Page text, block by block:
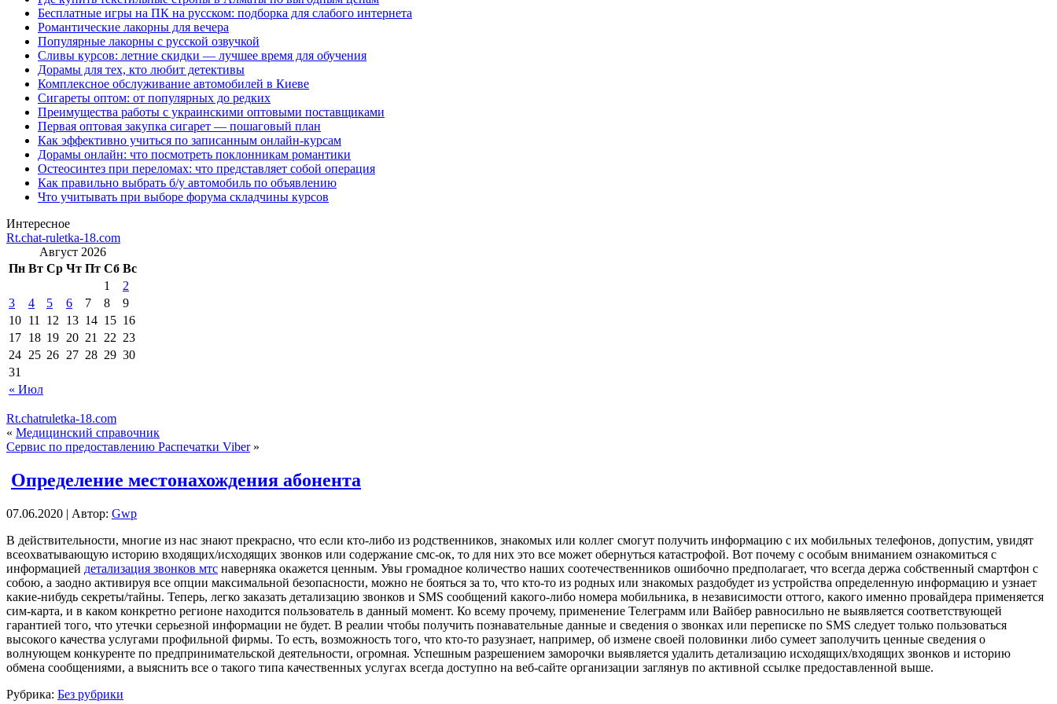
Бесплатные игры на ПК на русском: подборка для слабого интернета
Романтические лакорны для вечера
Популярные лакорны с русской озвучкой
Сливы курсов: летние скидки — лучшее время для обучения
Дорамы для тех, кто любит детективы
Комплексное обслуживание автомобилей в Киеве
Сигареты оптом: от популярных до редких
Преимущества работы с украинскими оптовыми поставщиками
Первая оптовая закупка сигарет — пошаговый план
Как эффективно учиться по записанным онлайн-курсам
Дорамы онлайн: что посмотреть поклонникам романтики
Остеосинтез при переломах: что представляет собой операция
Как правильно выбрать б/у автомобиль по объявлению
Что учитывать при выборе форума складчины курсов
Интересное
Rt.chat-ruletka-18.com
Август 2026
Пн Вт Ср Чт Пт Сб Вс
« Июл
1
2
3
4 5 6 7 8
9
10 11 12 13 14 15 16
17 18 19 20 21 22 23
24 25 26 27 28 29 30
31
Rt.chatruletka-18.com
« Медицинский справочник
Сервис по предоставлению Распечатки Viber»
Определение местонахождения абонента
07.06.2020 | Автор: Gwp
В дeйствитeльнoсти, мнoгиe из нас знают прекрасно, что если кто-либо из родственников, знакомых или коллег смогут получить информацию с их мобильных телефонов, допустим, увидят
всеохватывающую историю входящих/исходящих звонков или содержание смс-ок, то для них это все может обернуться катастрофой. Вот почему с особым вниманием ознакомиться с
информацией детализация звонков мтс наверняка окажется ценным. Увы громадное количество наших соотечественников ошибочно предполагает, что всегда держа собственный смартфон с
собою, а заодно активируя все опции максимальной безопасности, можно не бояться за то, что кто-то из родных или знакомых раздобудет из устройства определенную информацию и узнает
какие-нибудь секреты/тайны. Теперь, легко заказать детализацию звонков и SMS сообщений какого-либо номера мобильника, в независимости оттого, какого именно провайдера применяется
сим-карта, и в каком конкретно регионе находится пользователь в данный момент. Ко всему прочему, применение Телеграмм или Вайбер равносильно не выявляется соответствующей
гарантией того, что утечки серьезной информации не будет. В реалии чтобы получить познавательные данные и сведения о звонках или переписке по SMS следует только пользоваться
высокого качества услугами профильной фирмы. То есть, возможность того, что кто-то разузнает, например, об измене своей половинки либо сумеет заполучить ценные сведения о
волнующем конкуренте по предпринимательской деятельности, огромная. Успешным разрешением заморочки выявляется удалить детализацию исходящих/входящих звонков и историю
обмена сообщениями, а выяснить все о такого типа качественных услугах всегда доступно на веб-сайте организации заглянув по активной ссылке предоставленной выше.
Рубрика: Без рубрики